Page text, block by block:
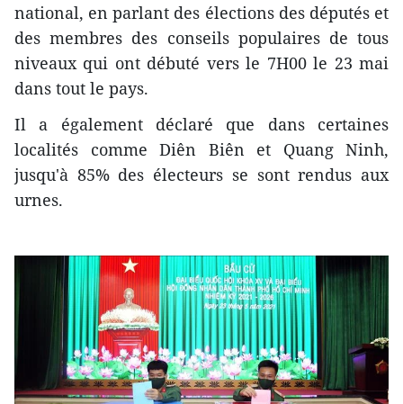
national, en parlant des élections des députés et
des membres des conseils populaires de tous
niveaux qui ont débuté vers le 7H00 le 23 mai
dans tout le pays.
Il a également déclaré que dans certaines
localités comme Diên Biên et Quang Ninh,
jusqu'à 85% des électeurs se sont rendus aux
urnes.